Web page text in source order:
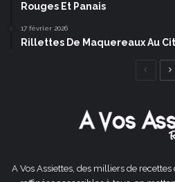
Rouges Et Panais
17 février 2026
Rillettes De Maquereaux Au
A Vos Assiettes, des milliers de